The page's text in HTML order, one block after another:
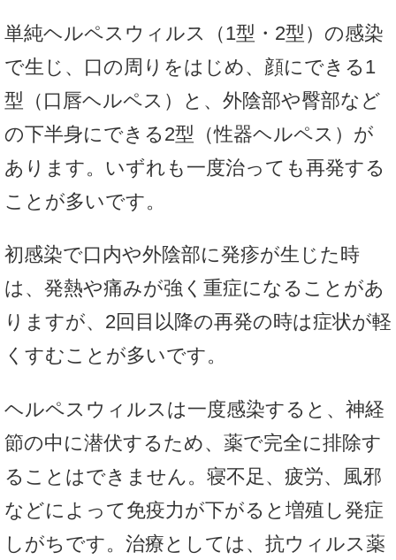
単純ヘルペスウィルス（1型・2型）の感染
で生じ、口の周りをはじめ、顔にできる1
型（口唇ヘルペス）と、外陰部や臀部など
の下半身にできる2型（性器ヘルペス）が
あります。いずれも一度治っても再発する
ことが多いです。
初感染で口内や外陰部に発疹が生じた時
は、発熱や痛みが強く重症になることがあ
りますが、2回目以降の再発の時は症状が軽
くすむことが多いです。
ヘルペスウィルスは一度感染すると、神経
節の中に潜伏するため、薬で完全に排除す
ることはできません。寝不足、疲労、風邪
などによって免疫力が下がると増殖し発症
しがちです。治療としては、抗ウィルス薬